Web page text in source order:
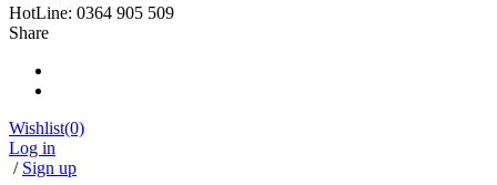
HotLine: 0364 905 509
Share
Wishlist(0)
Log in
/ Sign up